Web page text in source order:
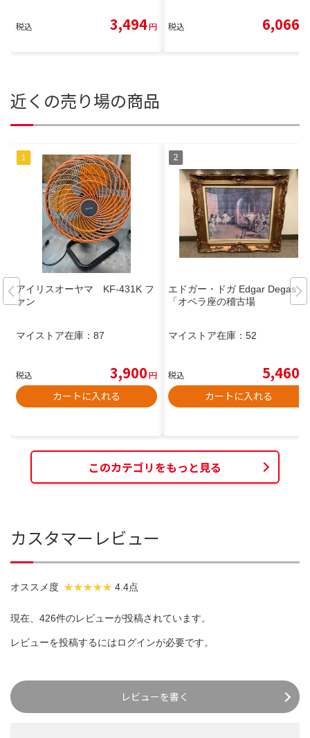
税込 3,494円 税込 6,066
近くの売り場の商品
アイリスオーヤマ KF-431K フ
ァン
マイストア在庫： 87
税込 3,900円
カートに入れる
エドガー・ドガ Edgar Degas
「オペラ座の稽古場
マイストア在庫： 52
税込 5,460
カートに入れる
このカテゴリをもっと見る
カスタマーレビュー
オススメ度 4.4点
現在、426件のレビューが投稿されています。
レビューを投稿するにはログインが必要です。
レビューを書く